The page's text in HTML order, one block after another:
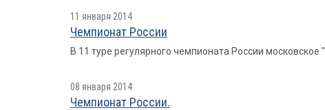
11 января 2014
Чемпионат России
В 11 туре регулярного чемпионата России
08 января 2014
Чемпионат России.